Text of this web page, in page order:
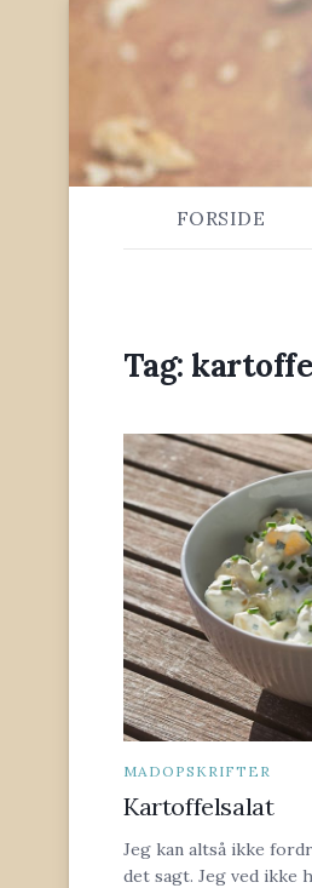
FORSIDE
Tag:
MADOPSKRIFTER
Kartoffelsalat
Jeg kan altså ikke
det sagt. Jeg ved ikke